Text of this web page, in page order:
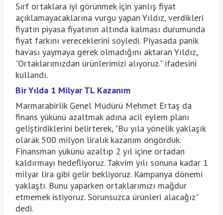
Sırf ortaklara iyi görünmek için yanlış fiyat
açıklamayacaklarına vurgu yapan Yıldız, verdikleri
fiyatın piyasa fiyatının altında kalması durumunda
fiyat farkını vereceklerini söyledi. Piyasada panik
havası yaymaya gerek olmadığını aktaran Yıldız,
"Ortaklarımızdan ürünlerimizi alıyoruz." ifadesini
kullandı.
Bir Yılda 1 Milyar TL Kazanım
Marmarabirlik Genel Müdürü Mehmet Ertaş da
finans yükünü azaltmak adına acil eylem planı
geliştirdiklerini belirterek, "Bu yıla yönelik yaklaşık
olarak 500 milyon liralık kazanım öngördük.
Finansman yükünü azaltıp 2 yıl içine ortadan
kaldırmayı hedefliyoruz. Takvim yılı sonuna kadar 1
milyar lira gibi gelir bekliyoruz. Kampanya dönemi
yaklaştı. Bunu yaparken ortaklarımızı mağdur
etmemek istiyoruz. Sorunsuzca ürünleri alacağız"
dedi.